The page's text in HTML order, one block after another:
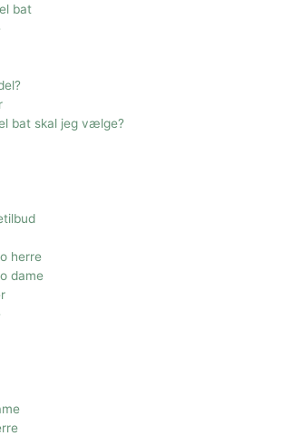
bat
bat skal jeg vælge?
herre
dame